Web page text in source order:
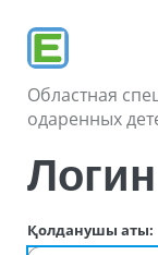
Областная
одаренных
Логин
Қолданушы аты: